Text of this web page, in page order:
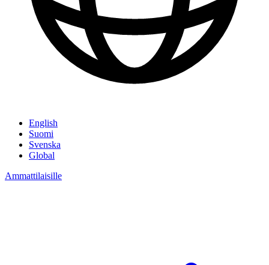
English
Suomi
Svenska
Global
Ammattilaisille